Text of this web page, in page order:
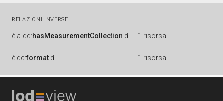
RELAZIONI INVERSE
è a-dd:hasMeasurementCollection di 1 risorsa
è dc:format di 1 risorsa